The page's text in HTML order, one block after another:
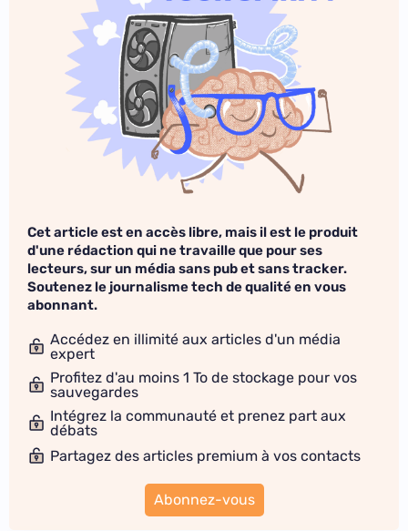
Cet article est en accès libre, mais il est le produit
d'une rédaction qui ne travaille que pour ses
lecteurs, sur un média sans pub et sans tracker.
Soutenez le journalisme tech de qualité en vous
abonnant.
Accédez en illimité aux articles d'un média
expert
Profitez d'au moins 1 To de stockage pour vos
sauvegardes
Intégrez la communauté et prenez part aux
débats
Partagez des articles premium à vos contacts
Abonnez-vous